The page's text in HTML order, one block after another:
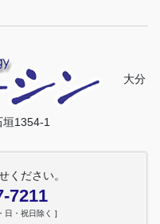
大分
1354-1
ください。
7211
日・祝日除く ]